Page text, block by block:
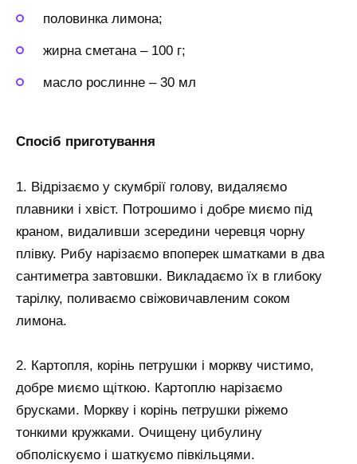
половинка лимона;
жирна сметана – 100 г;
масло рослинне – 30 мл
Спосіб приготування
1. Відрізаємо у скумбрії голову, видаляємо
плавники і хвіст. Потрошимо і добре миємо під
краном, видаливши зсередини черевця чорну
плівку. Рибу нарізаємо впоперек шматками в два
сантиметра завтовшки. Викладаємо їх в глибоку
тарілку, поливаємо свіжовичавленим соком
лимона.
2. Картопля, корінь петрушки і моркву чистимо,
добре миємо щіткою. Картоплю нарізаємо
брусками. Моркву і корінь петрушки ріжемо
тонкими кружками. Очищену цибулину
обполіскуємо і шаткуємо півкільцями.